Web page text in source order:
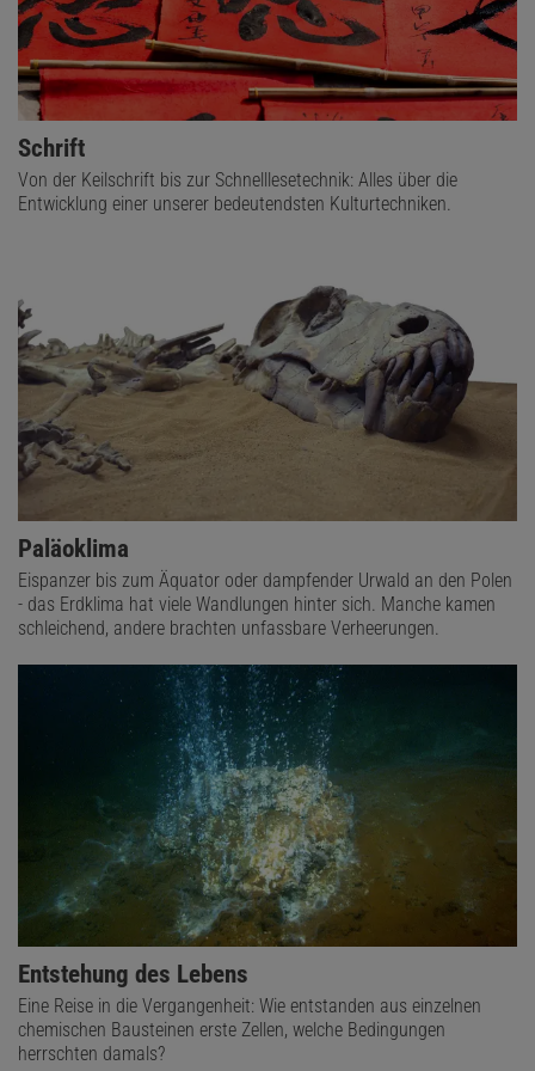
Schrift
Von der Keilschrift bis zur Schnelllesetechnik: Alles über die
Entwicklung einer unserer bedeutendsten Kulturtechniken.
Paläoklima
Eispanzer bis zum Äquator oder dampfender Urwald an den Polen
- das Erdklima hat viele Wandlungen hinter sich. Manche kamen
schleichend, andere brachten unfassbare Verheerungen.
Entstehung des Lebens
Eine Reise in die Vergangenheit: Wie entstanden aus einzelnen
chemischen Bausteinen erste Zellen, welche Bedingungen
herrschten damals?